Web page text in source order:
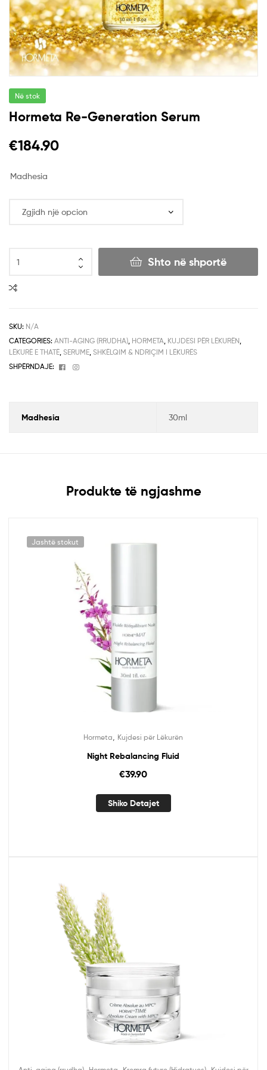
Në stok
Hormeta Re-Generation Serum
€184.90
Madhesia
Shto në shportë
SKU: N/A
CATEGORIES: ANTI-AGING (RRUDHA) HORMETA KUJDESI PËR LËKURËN
LËKURË E THATË SERUME SHKËLQIM & NDRIÇIM I LËKURËS
SHPËRNDAJE:
Facebook
Instagram
Madhesia 30ml
Produkte të ngjashme
Jashtë stokut
Hormeta Kujdesi për Lëkurën
Night Rebalancing Fluid
€39.90
Shiko Detajet